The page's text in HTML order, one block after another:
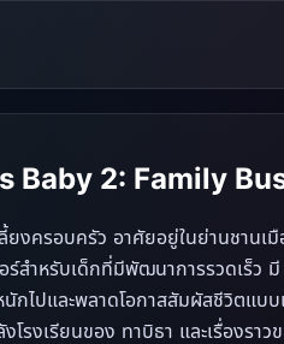
Baby 2: Family
ยงครอบครัว อาศัยอยู่ในย่านชาน
ร์สำหรับเด็กที่มีพัฒนาการรวดเร็ว
หนักไปและพลาดโอกาสสัมผัสชีวิต
โรงเรียนของ ทาบิธา และเรื่องร